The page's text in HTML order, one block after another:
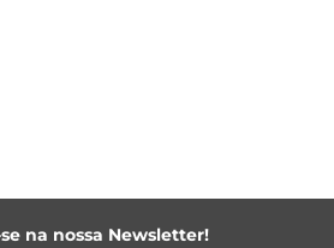
na nossa Newsletter!